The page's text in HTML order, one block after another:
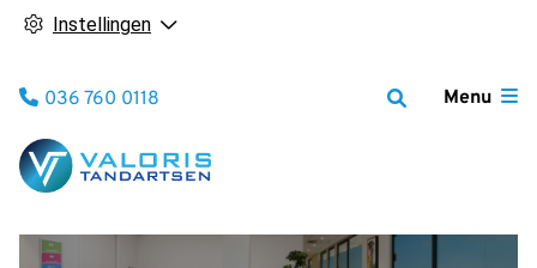
Instellingen
Menu
Tel:
036 760 0118